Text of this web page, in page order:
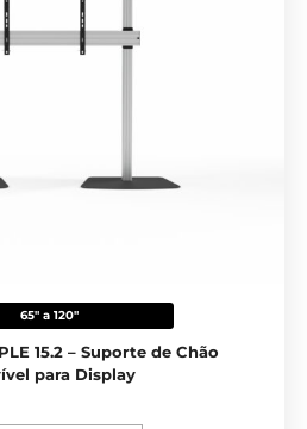
65" a 120"
15.2 – Suporte de Chão
para Display